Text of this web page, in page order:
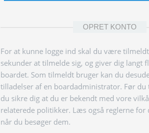
OPRET KONTO
For at kunne logge ind skal du være
sekunder at tilmelde sig, og giver dig langt
boardet. Som tilmeldt bruger kan du
tilladelser af en boardadministrator. Før du
du sikre dig at du er bekendt med vore
relaterede politikker. Læs også reglerne for
når du besøger dem.